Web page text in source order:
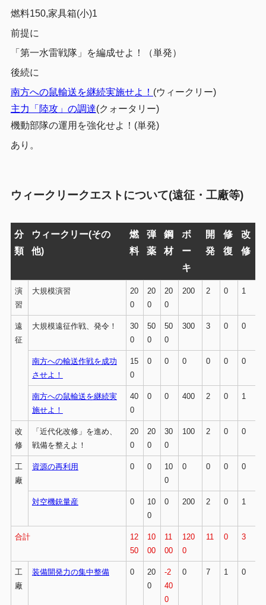
燃料150,家具箱(小)1
前提に
「第一水雷戦隊」を編成せよ！（単発）
後続に
南方への鼠輸送を継続実施せよ！ (ウィークリー)
主力「陸攻」の調達(クォータリー)
機動部隊の運用を強化せよ！(単発)
あり。
ウィークリークエストについて(遠征・工廠等)
分
類
ウィークリー(その
他)
燃
料
弾
薬
鋼
材
ボ
ー
キ
開
発
修
復
改
修
演
習
大規模演習
20
0
20
0
20
0
200 2 0 1
遠
征
大規模遠征作戦、発令！
30
0
50
0
50
0
300 3 0 0
南方への輸送作戦を成功
させよ！
15
0
0 0 0 0 0 0
南方への鼠輸送を継続実
施せよ！
40
0
0 0 400 2 0 1
改
修
「近代化改修」を進め、
戦備を整えよ！
20
0
20
0
30
0
100 2 0 0
工
廠
資源の再利用 0 0
10
0
0 0 0 0
対空機銃量産 0
10
0
0 200 2 0 1
合計
12
50
10
00
11
00
120
0
11 0 3
工
廠
装備開発力の集中整備 0
20
0
-2
40
0
0 7 1 0